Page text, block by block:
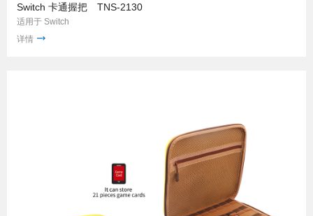
Switch 卡通握把 TNS-2130
适用于 Switch
详情